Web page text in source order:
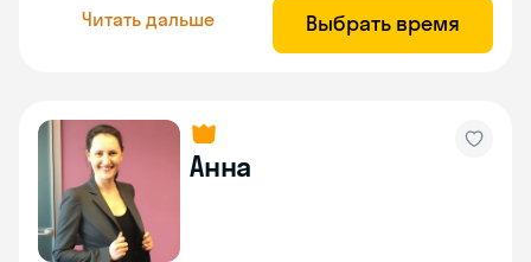
Читать дальше Выбрать время
Анна